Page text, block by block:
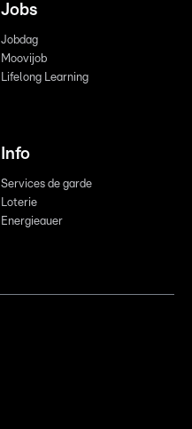
Jobs
Jobdag
Moovijob
Lifelong Learning
Info
Services de garde
Loterie
Energieauer